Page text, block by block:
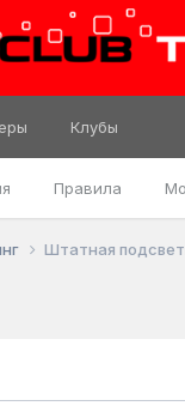
Правила
Клубы
Штатная